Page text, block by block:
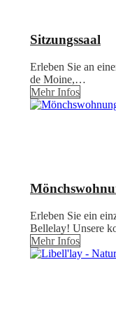
Sitzungssaal
Erleben Sie an
de Moine,…
Mehr Infos
Erleben Sie ein
Bellelay! Unsere
Mehr Infos